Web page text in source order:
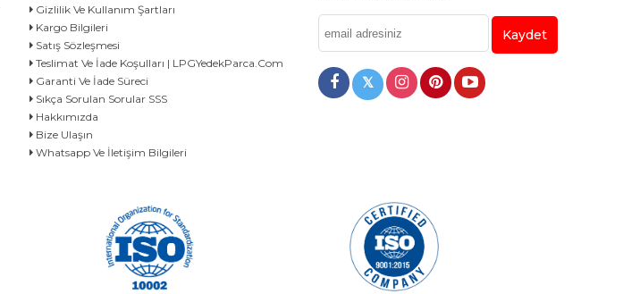
Gizlilik Ve Kullanım Şartları
Kargo Bilgileri
Satış Sözleşmesi
Teslimat Ve İade Koşulları | LPGYedekParca.com
Garanti Ve İade Süreci
Sıkça Sorulan Sorular SSS
Hakkımızda
Bize Ulaşın
Whatsapp Ve İletişim Bilgileri
Kaydet
𝕏